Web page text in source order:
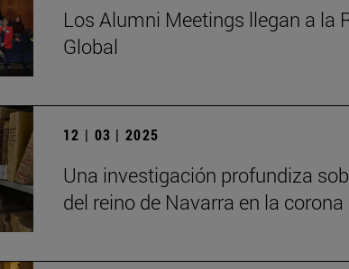
Los Alumni Meetings llegan a la
Global
12 | 03 | 2025
Una investigación profundiza
del reino de Navarra en la